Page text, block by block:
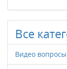
Все
Видео вопросы